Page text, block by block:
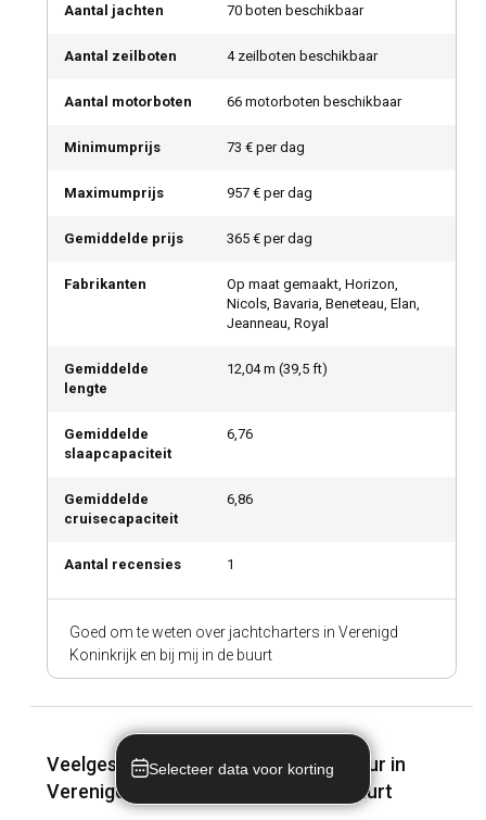
Goed om te weten over jachtcharters in Verenigd
Koninkrijk en bij mij in de buurt
Aantal jachten 70 boten beschikbaar
Aantal zeilboten 4 zeilboten beschikbaar
Aantal motorboten 66 motorboten beschikbaar
Minimumprijs 73 € per dag
Maximumprijs 957 € per dag
Gemiddelde prijs 365 € per dag
Fabrikanten
Op maat gemaakt, Horizon,
Nicols, Bavaria, Beneteau, Elan,
Jeanneau, Royal
Gemiddelde
lengte
12,04m (39,5 ft)
Gemiddelde
slaapcapaciteit
6,76
Gemiddelde
cruisecapaciteit
6,86
Aantal recensies 1
Veelgestelde vragen over bootverhuur in
Verenigd Koninkrijk en bij mij in de buurt
Selecteer data voor korting